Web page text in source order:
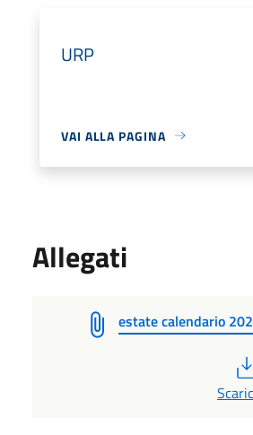
URP
VAI ALLA PAGINA
Allegati
estate calendario